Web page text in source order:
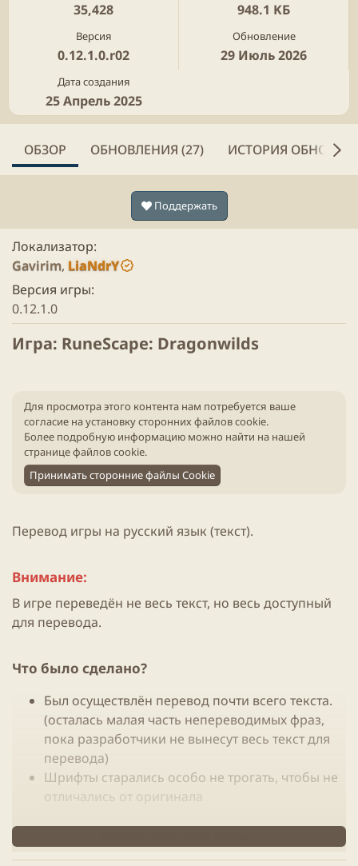
35,428 948.1 KБ
Версия
0.12.1.0.r02
Обновление
29 Июль 2026
Дата создания
25 Апрель 2025
ОБЗОР ОБНОВЛЕНИЯ (27) ИСТОРИЯ
Поддержать
Локализатор
Gavirim, LiaNdrY
Версия игры
0.12.1.0
Игра: RuneScape: Dragonwilds​
Для просмотра этого контента нам потребуется ваше
согласие на установку сторонних файлов cookie.
Более подробную информацию можно найти на нашей
странице файлов cookie.
Принимать сторонние файлы Cookie
Перевод игры на русский язык (текст).
Внимание:
В игре переведён не весь текст, но весь доступный
для перевода.
Что было сделано?​
Был осуществлён перевод почти всего текста.
(осталась малая часть непереводимых фраз,
пока разработчики не вынесут весь текст для
перевода)
Шрифты старались особо не трогать, чтобы не
отличались от оригинала
Инструкция по установке:
Распаковываем pak-файл из архива (если